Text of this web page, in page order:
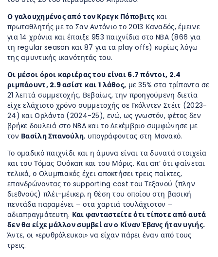
Ο γαλουχημένος από τον Κρεγκ Πόποβιτς και
πρωταθλητής με το Σαν Αντόνιο το 2013 Καναδός, έμεινε
για 14 χρόνια και έπαιξε 953 παιχνίδια στο NBA (866 για
τη regular season και 87 για τα play offs) κυρίως λόγω
της αμυντικής ικανότητάς του.
Οι μέσοι όροι καριέρας του είναι 6.7 πόντοι, 2.4
ριμπάουντ, 2.9 ασίστ και 1 λάθος, με 35% στα τρίποντα σε
21 λεπτά συμμετοχής. Βεβαίως, την προηγούμενη διετία
είχε ελάχιστο χρόνο συμμετοχής σε Γκόλντεν Στέιτ (2023-
24) και Ορλάντο (2024-25), ενώ, ως γνωστόν, φέτος δεν
βρήκε δουλειά στο NBA και το Δεκέμβριο συμφώνησε με
τον Βασίλη Σπανούλη, υπογράφοντας στη Μονακό.
Το ομαδικό παιχνίδι και η άμυνα είναι τα δυνατά στοιχεία
και του Τόμας Ουόκαπ και του Μόρις. Και απ’ ότι φαίνεται
τελικά, ο Ολυμπιακός έχει αποκτήσει τρεις παίκτες,
επανδρώνοντας το supporting cast του Τεξανού (πλην
διεθνούς) πλέι-μέικερ, η θέση του οποίου στη βασική
πεντάδα παραμένει – στα χαρτιά τουλάχιστον –
αδιαπραγμάτευτη. Και φανταστείτε ότι τίποτε από αυτά
δεν θα είχε μάλλον συμβεί αν ο Κίναν Έβανς ήταν υγιής.
Άντε, οι «ερυθρόλευκοι» να είχαν πάρει έναν από τους
τρεις.